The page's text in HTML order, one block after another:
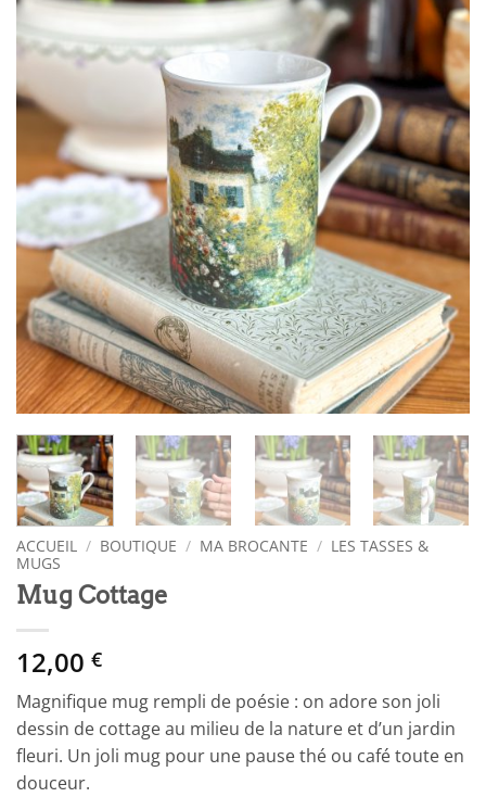
ACCUEIL / BOUTIQUE / MA BROCANTE / LES TASSES &
MUGS
Mug Cottage
12,00 €
Magnifique mug rempli de poésie : on adore son joli
dessin de cottage au milieu de la nature et d’un jardin
fleuri. Un joli mug pour une pause thé ou café toute en
douceur.